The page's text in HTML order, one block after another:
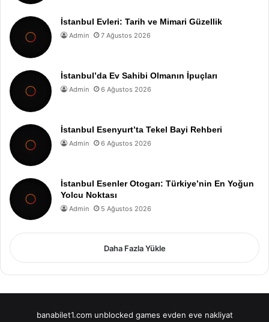
İstanbul Evleri: Tarih ve Mimari Güzellik
Admin 7 Ağustos 2026
İstanbul’da Ev Sahibi Olmanın İpuçları
Admin 6 Ağustos 2026
İstanbul Esenyurt’ta Tekel Bayi Rehberi
Admin 6 Ağustos 2026
İstanbul Esenler Otogarı: Türkiye’nin En Yoğun
Yolcu Noktası
Admin 5 Ağustos 2026
Daha Fazla Yükle
banabilet1.com unblocked games evden eve nakliyat